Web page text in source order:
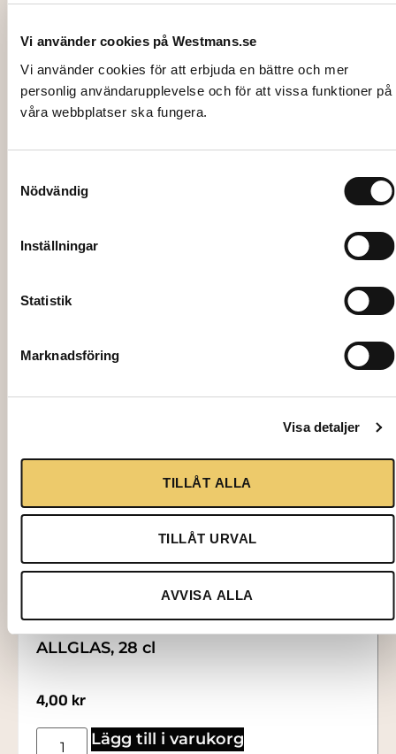
Vi använder cookies på Westmans.se
Vi använder cookies för att erbjuda en bättre och mer
personlig användarupplevelse och för att vissa funktioner på
våra webbplatser ska fungera.
Nödvändig
Inställningar
Statistik
Marknadsföring
Visa detaljer
TILLÅT ALLA
TILLÅT URVAL
AVVISA ALLA
2024
ALLGLAS, 28 cl
4,00 kr
Lägg till i varukorg